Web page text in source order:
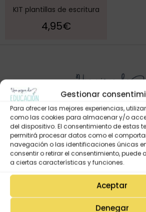
Gestionar
Para ofrecer las mejores experiencias,
como las cookies para almacenar y/o
del dispositivo. El consentimiento de estas
permitirá procesar datos como el
navegación o las identificaciones únicas
consentir o retirar el consentimiento,
a ciertas características y funciones.
Aceptar
Denegar
KIT plantillas de escritura
4,95€
Mi Cuenta
Lista de deseos
Mi Perfil
Descargas
Estado de mi pedido